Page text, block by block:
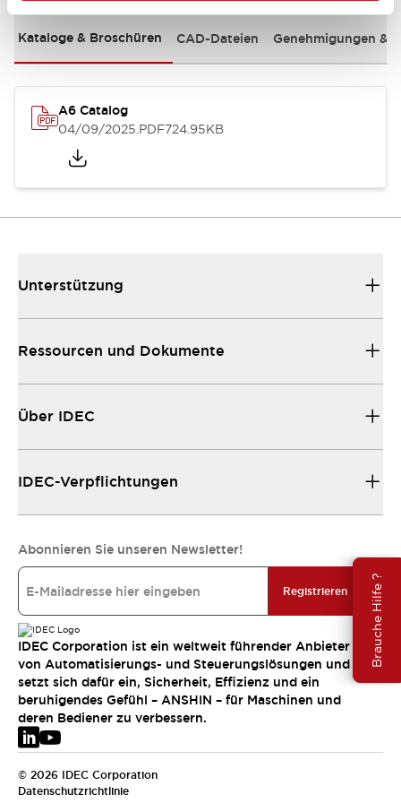
Brauche Hilfe ?
Kataloge & Broschüren CAD-Dateien Genehmigungen &
A6 Catalog
04/09/2025.PDF724.95KB
Unterstützung
Ressourcen und Dokumente
Über IDEC
IDEC-Verpflichtungen
Abonnieren Sie unseren Newsletter!
Registrieren
IDEC Corporation ist ein weltweit führender Anbieter
von Automatisierungs- und Steuerungslösungen und
setzt sich dafür ein, Sicherheit, Effizienz und ein
beruhigendes Gefühl – ANSHIN – für Maschinen und
deren Bediener zu verbessern.
© 2026 IDEC Corporation
Datenschutzrichtlinie